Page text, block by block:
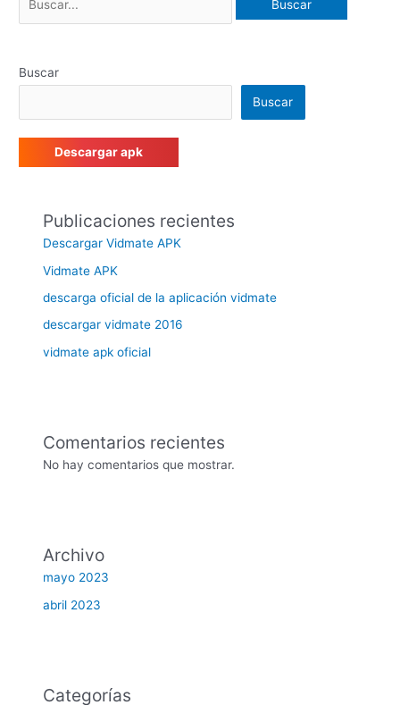
Buscar
Buscar
Descargar apk
Publicaciones recientes
Descargar Vidmate APK
Vidmate APK
descarga oficial de la aplicación vidmate
descargar vidmate 2016
vidmate apk oficial
Comentarios recientes
No hay comentarios que mostrar.
Archivo
mayo 2023
abril 2023
Categorías